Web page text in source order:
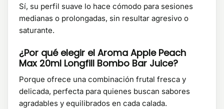
Sí, su perfil suave lo hace cómodo para sesiones
medianas o prolongadas, sin resultar agresivo o
saturante.
¿Por qué elegir el Aroma Apple Peach
Max 20ml Longfill Bombo Bar Juice?
Porque ofrece una combinación frutal fresca y
delicada, perfecta para quienes buscan sabores
agradables y equilibrados en cada calada.